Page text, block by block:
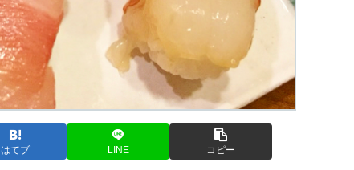
はてブ LINE コピー